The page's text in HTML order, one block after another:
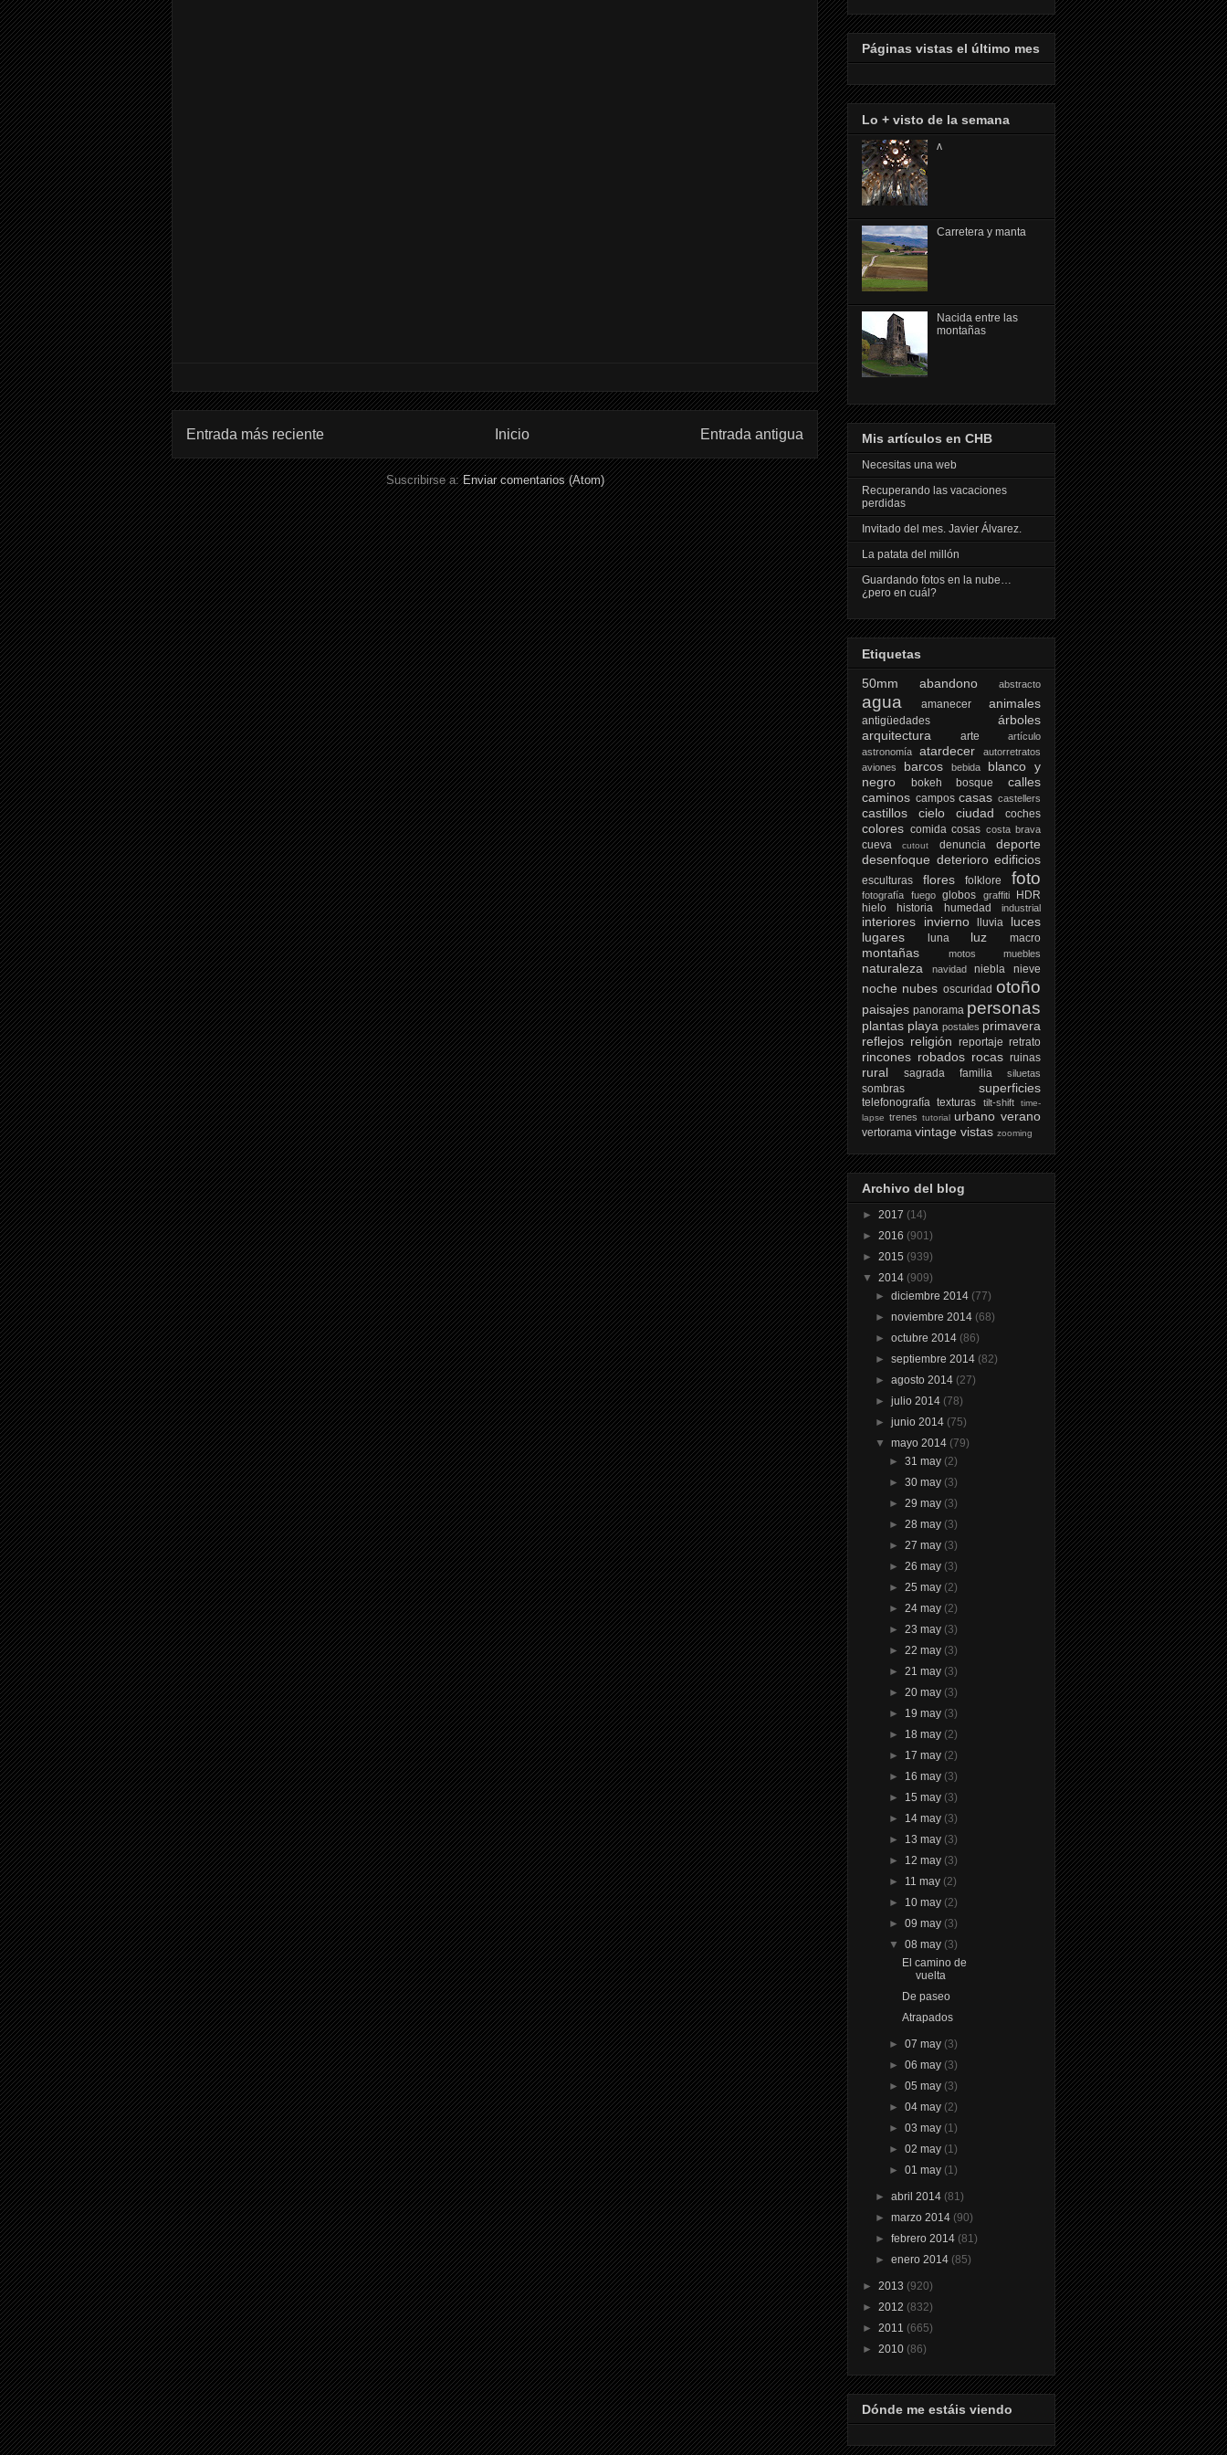
Entrada más reciente Entrada antigua
Inicio
Suscribirse a:Enviar comentarios (Atom)
Páginas vistas el último mes
Lo + visto de la semana
ᴧ
Carretera y manta
Nacida entre las
montañas
Mis artículos en CHB
Necesitas una web
Recuperando las vacaciones
perdidas
Invitado del mes. Javier Álvarez.
La patata del millón
Guardando fotos en la nube…
¿pero en cuál?
Etiquetas
50mm
abandono abstracto
agua amanecer animales
antigüedades
árboles
arquitectura
arte
artículo
astronomía
atardecer
autorretratos
aviones
barcos bebida
blanco y
negro
bokeh bosque
calles
caminos campos casas castellers
castillos cielo ciudad coches
colores comida cosas costa brava
cueva cutout denuncia
deporte
desenfoque deterioro edificios
esculturas flores folklore foto
fotografía fuego globos graffiti
HDR
hielo
historia humedad industrial
interiores invierno lluvia
luces
lugares
luna luz macro
montañas motos muebles
naturaleza navidad niebla nieve
noche nubes oscuridad otoño
paisajes panorama personas
plantas playa postales primavera
reflejos religión reportaje retrato
rincones robados rocas ruinas
rural sagrada familia siluetas
sombras superficies
telefonografía texturas tilt-shift
time-
lapse trenes tutorial urbano verano
vertorama vintage vistas zooming
Archivo del blog
► 2017 (14)
► 2016 (901)
► 2015 (939)
▼ 2014 (909)
►diciembre 2014 (77)
►noviembre 2014 (68)
►octubre 2014 (86)
►septiembre 2014 (82)
►agosto 2014 (27)
►julio 2014 (78)
►junio 2014 (75)
▼mayo 2014 (79)
► 31 may (2)
► 30 may (3)
► 29 may (3)
► 28 may (3)
► 27 may (3)
► 26 may (3)
► 25 may (2)
► 24 may (2)
► 23 may (3)
► 22 may (3)
► 21 may (3)
► 20 may (3)
► 19 may (3)
► 18 may (2)
► 17 may (2)
► 16 may (3)
► 15 may (3)
► 14 may (3)
► 13 may (3)
► 12 may (3)
► 11 may (2)
► 10 may (2)
► 09 may (3)
▼ 08 may (3)
El camino de
vuelta
De paseo
Atrapados
► 07 may (3)
► 06 may (3)
► 05 may (3)
► 04 may (2)
► 03 may (1)
► 02 may (1)
► 01 may (1)
►abril 2014 (81)
►marzo 2014 (90)
►febrero 2014 (81)
►enero 2014 (85)
► 2013 (920)
► 2012 (832)
► 2011 (665)
► 2010 (86)
Dónde me estáis viendo